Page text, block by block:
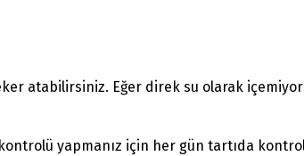
atabilirsiniz. Eğer direk su olarak
yapmanız için her gün tartıda